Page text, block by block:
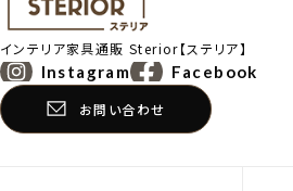
インテリア家具通販Sterior【ステリア】
Instagram Facebook
お問い合わせ